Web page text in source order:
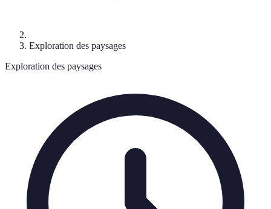
Exploration des paysages
Exploration des paysages